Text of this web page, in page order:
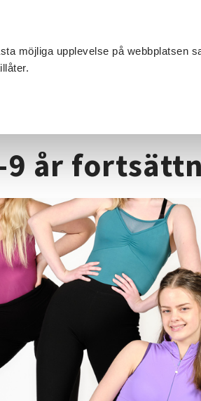
möjliga upplevelse på webbplatsen
OCH EVENEMANG
9 år